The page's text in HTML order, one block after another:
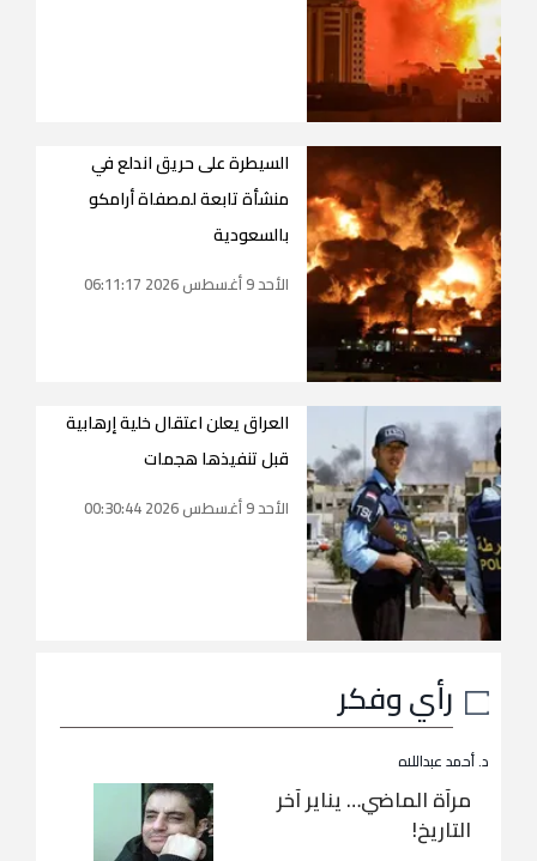
السيطرة على حريق اندلع في
منشأة تابعة لمصفاة أرامكو
بالسعودية
الأحد 9 أغسطس 2026 06:11:17
العراق يعلن اعتقال خلية إرهابية
قبل تنفيذها هجمات
الأحد 9 أغسطس 2026 00:30:44
رأي وفكر
د. أحمد عبداللاه
مرآة الماضي… يناير آخر
التاريخ!